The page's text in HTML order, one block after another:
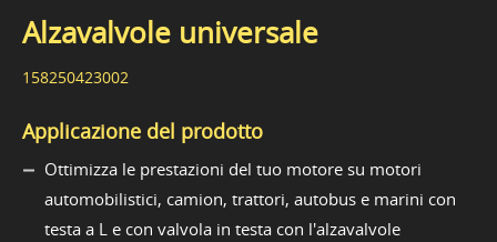
Alzavalvole universale
158250423002
Applicazione del prodotto
Ottimizza le prestazioni del tuo motore su motori
automobilistici, camion, trattori, autobus e marini con
testa a L e con valvola in testa con l'alzavalvole